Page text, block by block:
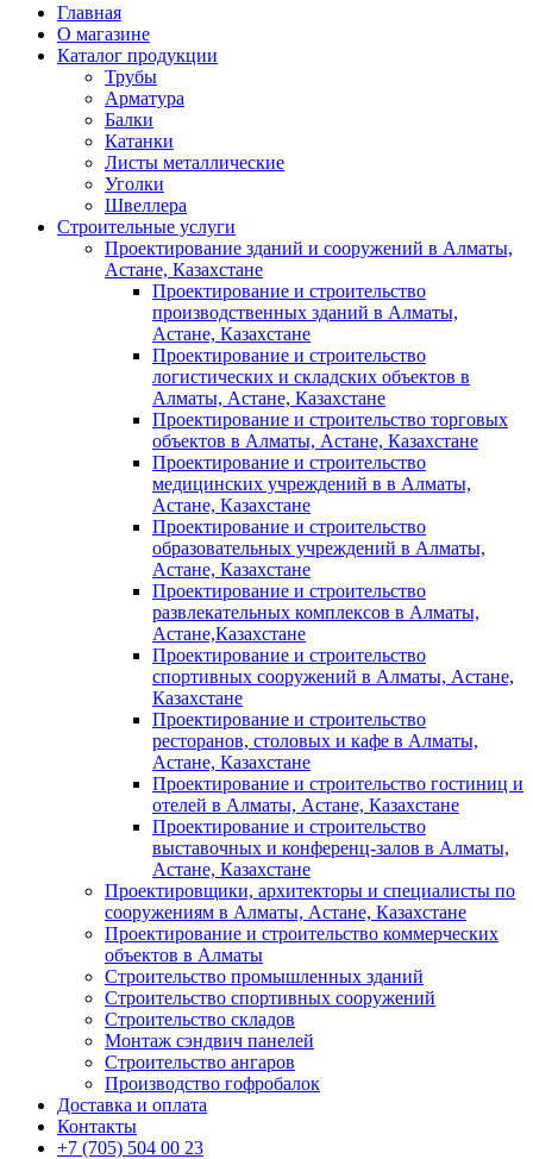
Главная
О магазине
Каталог продукции
Трубы
Арматура
Балки
Катанки
Листы металлические
Уголки
Швеллера
Строительные услуги
Проектирование зданий и сооружений в Алматы,
Астане, Казахстане
Проектирование и строительство
производственных зданий в Алматы,
Астане, Казахстане
Проектирование и строительство
логистических и складских объектов в
Алматы, Астане, Казахстане
Проектирование и строительство торговых
объектов в Алматы, Астане, Казахстане
Проектирование и строительство
медицинских учреждений в в Алматы,
Астане, Казахстане
Проектирование и строительство
образовательных учреждений в Алматы,
Астане, Казахстане
Проектирование и строительство
развлекательных комплексов в Алматы,
Астане,Казахстане
Проектирование и строительство
спортивных сооружений в Алматы, Астане,
Казахстане
Проектирование и строительство
ресторанов, столовых и кафе в Алматы,
Астане, Казахстане
Проектирование и строительство гостиниц и
отелей в Алматы, Астане, Казахстане
Проектирование и строительство
выставочных и конференц-залов в Алматы,
Астане, Казахстане
Проектировщики, архитекторы и специалисты по
сооружениям в Алматы, Астане, Казахстане
Проектирование и строительство коммерческих
объектов в Алматы
Строительство промышленных зданий
Строительство спортивных сооружений
Строительство складов
Монтаж сэндвич панелей
Строительство ангаров
Производство гофробалок
Доставка и оплата
Контакты
+7 (705) 504 00 23